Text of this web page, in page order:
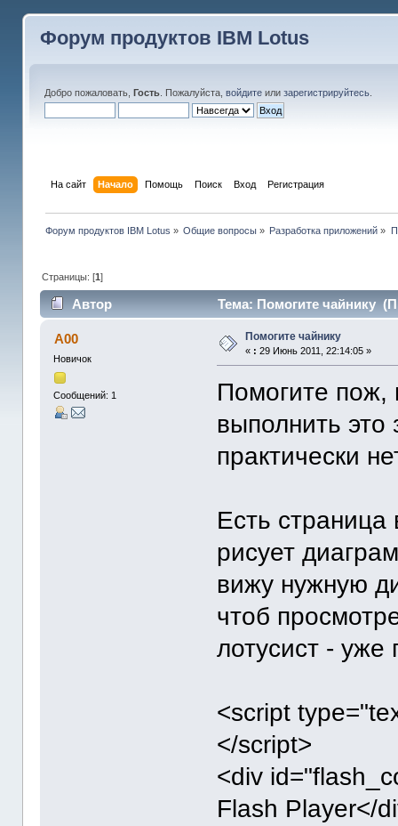
Форум продуктов IBM Lotus
Добро пожаловать, Гость. Пожалуйста, войдитеили зарегистрируйтесь.
На сайт Начало Помощь Поиск Вход Регистрация
Форум продуктов IBM Lotus » Общие вопросы » Разработка приложений »
Страницы: [1]
Автор Тема: Помогите чайнику
A00
Новичок
Сообщений: 1
Помогите чайнику
« : 29 Июнь 2011, 22:14:05 »
Помогите пож,
выполнить
практически
Есть страница
рисует
вижу нужную
чтоб
лотусист -
<script
</script>
<div
Flash Player</